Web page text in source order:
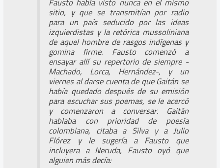
sitio, y que se transmitían por radio
para un país seducido por las ideas
izquierdistas y la retórica mussoliniana
de aquel hombre de rasgos indígenas y
gomina firme. Fausto comenzó a
ensayar allí su repertorio de siempre -
Machado, Lorca, Hernández-, y un
viernes al darse cuenta de que Gaitán se
había quedado después de su emisión
para escuchar sus poemas, se le acercó
y comenzaron a conversar. Gaitán
hablaba con prioridad de poesía
colombiana, citaba a Silva y a Julio
Flórez y le sugería a Fausto que
incluyera a Neruda, Fausto oyó que
alguien más decía: